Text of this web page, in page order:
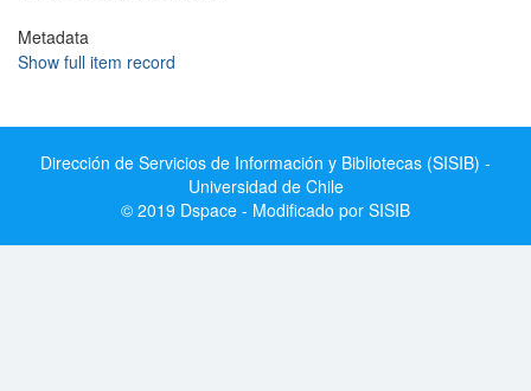
Metadata
Show full item record
Dirección de Servicios de Información y Bibliotecas (SISIB) -
Universidad de Chile
© 2019 Dspace - Modificado por SISIB